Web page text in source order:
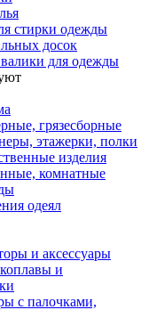
стирки одежды
досок
для одежды
грязесборные
этажерки, полки
изделия
комнатные
одеял
и аксессуары
и
с палочками,